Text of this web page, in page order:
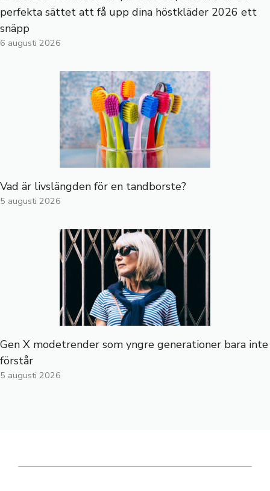
perfekta sättet att få upp dina höstkläder 2026 ett
snäpp
6 augusti 2026
Vad är livslängden för en tandborste?
5 augusti 2026
Gen X modetrender som yngre generationer bara inte
förstår
5 augusti 2026